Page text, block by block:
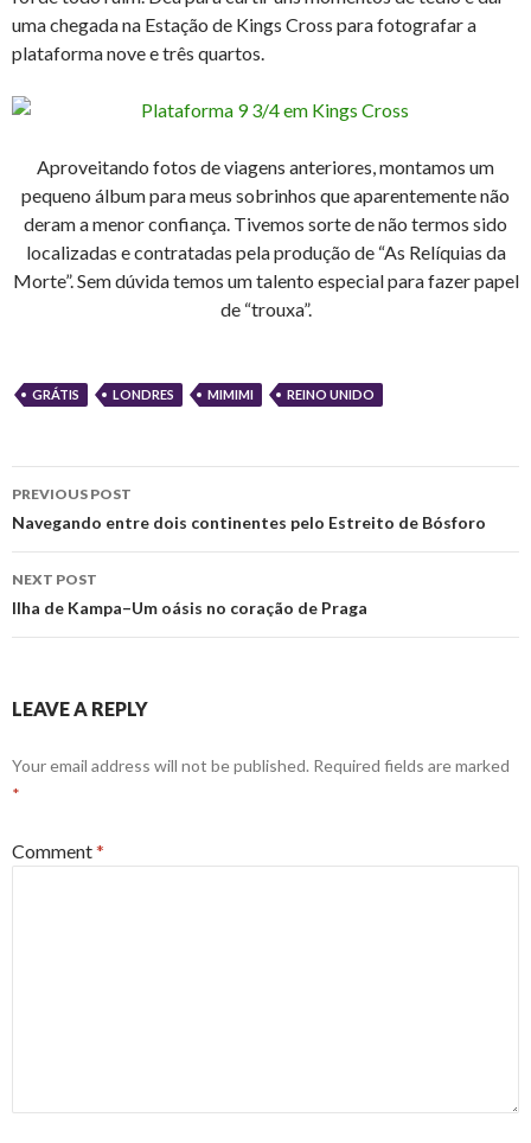
uma chegada na Estação de Kings Cross para fotografar a
plataforma nove e três quartos.
Aproveitando fotos de viagens anteriores, montamos um
pequeno álbum para meus sobrinhos que aparentemente não
deram a menor confiança. Tivemos sorte de não termos sido
localizadas e contratadas pela produção de “As Relíquias da
Morte”. Sem dúvida temos um talento especial para fazer papel
de “trouxa”.
GRÁTIS LONDRES MIMIMI REINO UNIDO
Post
navigation
PREVIOUS POST
Navegando entre dois continentes pelo Estreito de Bósforo
NEXT POST
Ilha de Kampa–Um oásis no coração de Praga
LEAVE A REPLY
Your email address will not be published. Required fields are marked
*
Comment*